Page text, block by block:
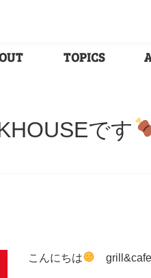
TOPICS
です
こんにちは grill&cafe